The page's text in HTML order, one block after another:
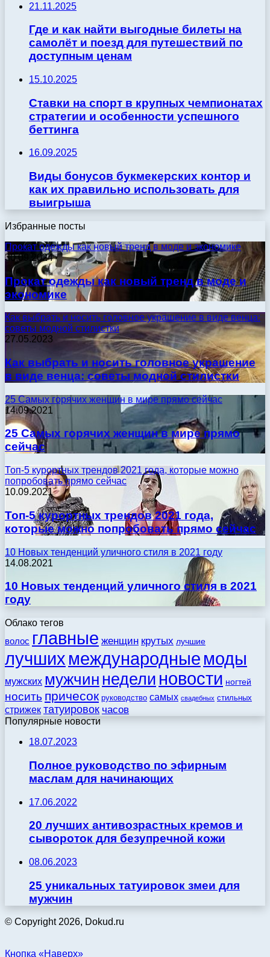
21.11.2025
Где и как найти выгодные билеты на
самолёт и поезд для путешествий по
доступным ценам
15.10.2025
Ставки на спорт в крупных чемпионатах
стратегии и особенности успешного
беттинга
16.09.2025
Виды бонусов букмекерских контор и
как их правильно использовать для
выигрыша
Избранные посты
Прокат одежды как новый тренд в моде и экономике
30.09.2024
Прокат одежды как новый тренд в моде и
экономике
Как выбрать и носить головное украшение в виде венца:
советы модной стилистки
27.05.2023
Как выбрать и носить головное украшение
в виде венца: советы модной стилистки
25 Самых горячих женщин в мире прямо сейчас
14.09.2021
25 Самых горячих женщин в мире прямо
сейчас
Топ-5 курортных трендов 2021 года, которые можно
попробовать прямо сейчас
10.09.2021
Топ-5 курортных трендов 2021 года,
которые можно попробовать прямо сейчас
10 Новых тенденций уличного стиля в 2021 году
14.08.2021
10 Новых тенденций уличного стиля в 2021
году
Облако тегов
волос главные женщин крутых лучшие
лучших международные моды
мужских мужчин недели новости ногтей
носить причесок руководство самых свадебных стильных
стрижек татуировок часов
Популярные новости
18.07.2023
Полное руководство по эфирным
маслам для начинающих
17.06.2022
20 лучших антивозрастных кремов и
сывороток для безупречной кожи
08.06.2023
25 уникальных татуировок змеи для
мужчин
© Copyright 2026, Dokud.ru
Кнопка «Наверх»